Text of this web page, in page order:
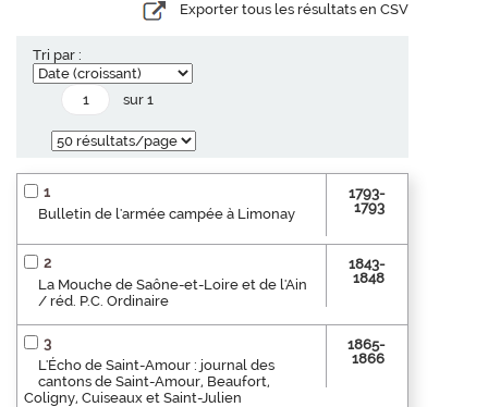
Exporter tous les résultats en CSV
Tri par :
sur 1
1
Bulletin de l'armée campée à Limonay
1793-
1793
2
La Mouche de Saône-et-Loire et de l'Ain
/ réd. P.C. Ordinaire
1843-
1848
3
L'Écho de Saint-Amour : journal des
cantons de Saint-Amour, Beaufort,
Coligny, Cuiseaux et Saint-Julien
1865-
1866